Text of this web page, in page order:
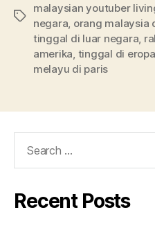
malaysian youtuber
negara orang malaysia
tinggal di luar negara
amerika tinggal di
melayu di paris
Recent Posts